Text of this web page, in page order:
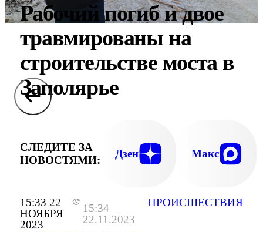
15:33 22
НОЯБРЯ
2023
15:34
22.11.2023
ПРОИСШЕСТВИЯ
Рабочий погиб и двое
травмированы на
строительстве моста в
Заполярье
СЛЕДИТЕ ЗА
НОВОСТЯМИ:
Дзен Макс